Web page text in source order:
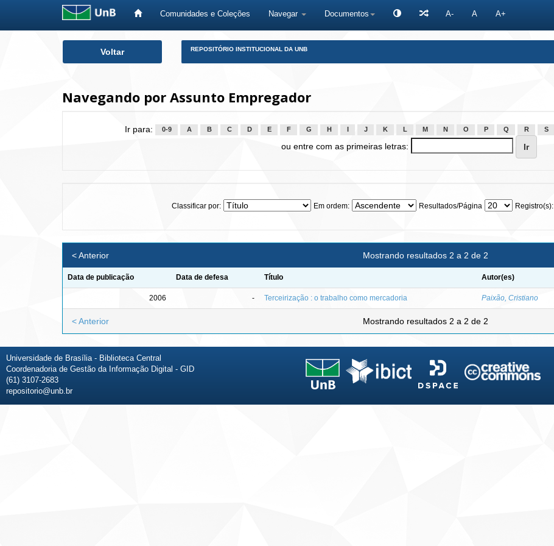
Comunidades e Coleções Navegar Documentos A- A A+
Voltar REPOSITÓRIO INSTITUCIONAL DA UNB
Navegando por Assunto Empregador
Ir para: 0-9 A B C D E F G H J K L M N O P Q R S
ou entre com as primeiras letras:
Classificar por: Em ordem: Resultados/Página Registro(s):
Mostrando resultados 2 a 2 de 2
< Anterior
Data de publicação Data de defesa Título Autor(es)
2006 - Terceirização : o trabalho como mercadoria Paixão, Cristiano
Mostrando resultados 2 a 2 de 2
< Anterior
Universidade de Brasília - Biblioteca Central
Coordenadoria de Gestão da Informação Digital - GID
(61) 3107-2683
repositorio@unb.br